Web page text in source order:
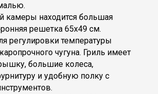
камеры находится большая
решетка 65х49 см.
регулировки температуры
чугуна. Гриль имеет
большие колеса,
и удобную полку с